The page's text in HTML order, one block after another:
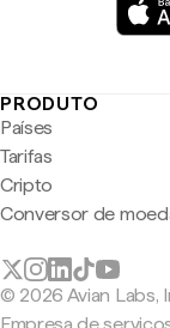
PRODUTO
Países
Tarifas
Cripto
Conversor de
© 2026 Avian Labs,